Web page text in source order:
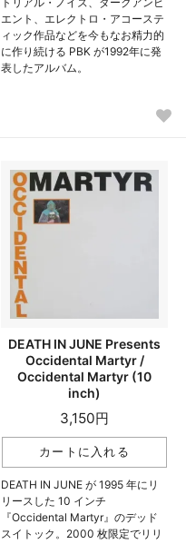
エント、エレクトロ・アコーステ
ィック作品などを今もなお精力的
に作り続ける PBK が1992年に発
表したアルバム。
DEATH IN JUNE Presents
Occidental Martyr /
Occidental Martyr (10
inch)
3,150円
DEATH IN JUNE が 1995 年にリ
リースした 10 インチ
『Occidental Martyr』のデッド
スイトック。2000 枚限定でリリ